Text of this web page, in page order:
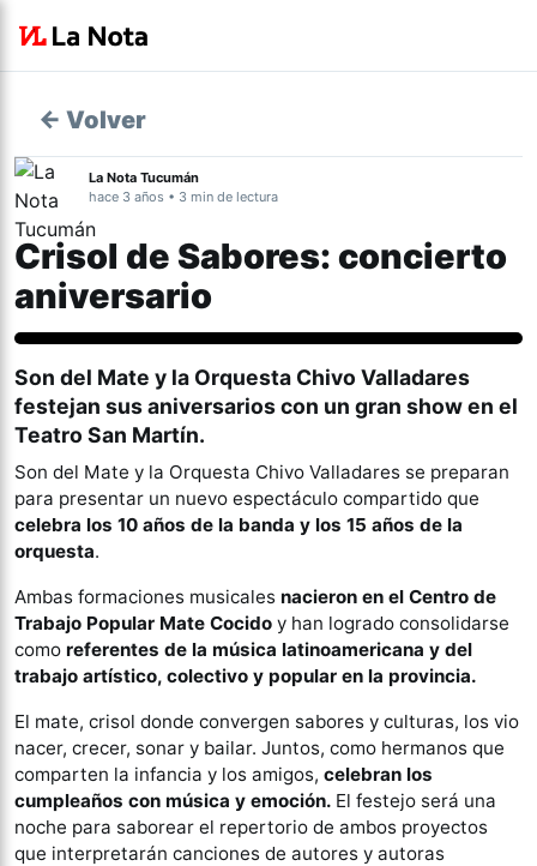
← Volver
La Nota Tucumán
hace 3 años • 3 min de lectura
Crisol de Sabores: concierto
aniversario
Son del Mate y la Orquesta Chivo Valladares
festejan sus aniversarios con un gran show en el
Teatro San Martín.
Son del Mate y la Orquesta Chivo Valladares se preparan
para presentar un nuevo espectáculo compartido que
celebra los 10 años de la banda y los 15 años de la
orquesta.
Ambas formaciones musicales nacieron en el Centro de
Trabajo Popular Mate Cocido y han logrado consolidarse
como referentes de la música latinoamericana y del
trabajo artístico, colectivo y popular en la provincia.
El mate, crisol donde convergen sabores y culturas, los vio
nacer, crecer, sonar y bailar. Juntos, como hermanos que
comparten la infancia y los amigos, celebran los
cumpleaños con música y emoción. El festejo será una
noche para saborear el repertorio de ambos proyectos
que interpretarán canciones de autores y autoras